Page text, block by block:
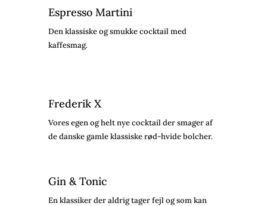
Espresso Martini
Den klassiske og smukke cocktail med
kaffesmag.
Frederik X
Vores egen og helt nye cocktail der smager af
de danske gamle klassiske rød-hvide bolcher.
Gin & Tonic
En klassiker der aldrig tager fejl og som kan